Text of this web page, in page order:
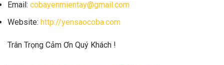
Email: cobayenmientay@gmail.com
Website: http://yensaocoba.com
Trân Trọng Cảm Ơn Quý Khách !